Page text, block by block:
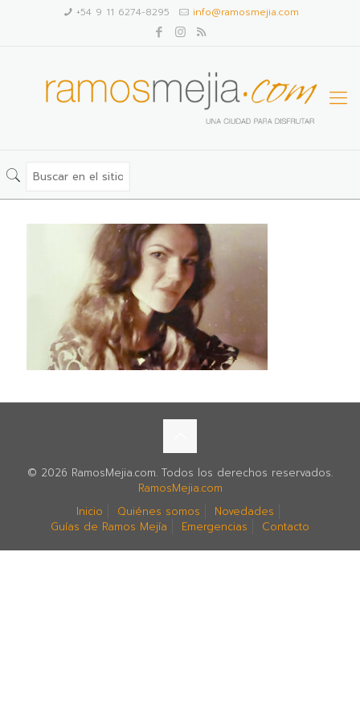
+54 9 11 6274-8295 info@ramosmejia.com
© 2026 RamosMejia.com. Todos los derechos reservados.
RamosMejia.com
Inicio
Quiénes somos
Novedades
Guías de Ramos Mejía
Emergencias Contacto